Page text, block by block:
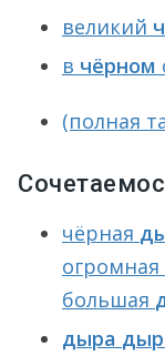
великий
в чёрном
(полная
чёрная
огромная
большая
дыра